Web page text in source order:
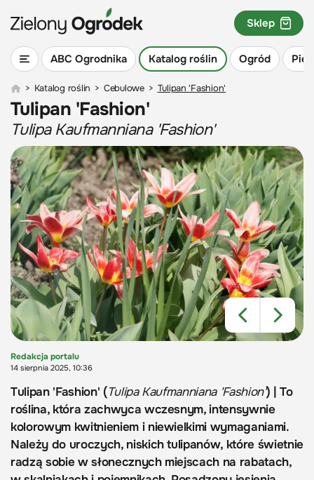
ABC Ogrodnika Katalog roślin Ogród
Sklep
> Katalog roślin > Cebulowe > Tulipan 'Fashion'
Tulipan 'Fashion'
Tulipa Kaufmanniana 'Fashion'
Redakcja portalu
14 sierpnia 2025, 10:36
Tulipan 'Fashion' (Tulipa Kaufmanniana 'Fashion') | To
roślina, która zachwyca wczesnym, intensywnie
kolorowym kwitnieniem i niewielkimi wymaganiami.
Należy do uroczych, niskich tulipanów, które świetnie
radzą sobie w słonecznych miejscach na rabatach,